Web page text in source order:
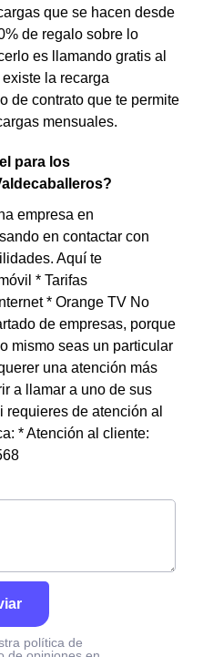
que se hacen desde
de regalo sobre lo
es llamando gratis al
la recarga
de contrato que te permite
mensuales.
para los
empresa en
en contactar con
Aquí te
* Tarifas
* Orange TV No
de empresas, porque
mismo seas un particular
una atención más
a llamar a uno de sus
de atención al
* Atención al cliente:
política de